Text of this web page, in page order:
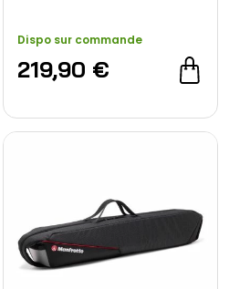
Dispo sur commande
219,90 €